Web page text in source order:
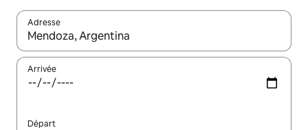
Adresse
Lorsque les résultats s'affichent, utilisez les flèches vers le
Arrivée
Départ